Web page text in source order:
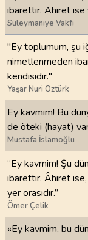
ibarettir. Ahiret ise
Süleymaniye Vakfı
"Ey toplumum, şu
nimetlenmeden
kendisidir."
Yaşar Nuri Öztürk
Ey kavmim! Bu
de öteki (hayat)
Mustafa İslamoğlu
“Ey kavmim! Şu
ibarettir. Âhiret ise,
yer orasıdır.”
Ömer Çelik
«Ey kavmim, bu